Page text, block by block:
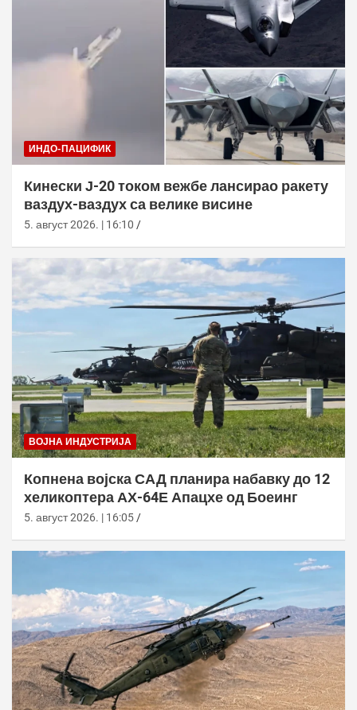
ИНДО-ПАЦИФИК
Кинески Ј-20 током вежбе лансирао ракету
ваздух-ваздух са велике висине
5. август 2026. | 16:10
ВОЈНА ИНДУСТРИЈА
Копнена војска САД планира набавку до 12
хеликоптера АХ-64Е Апацхе од Боеинг
5. август 2026. | 16:05